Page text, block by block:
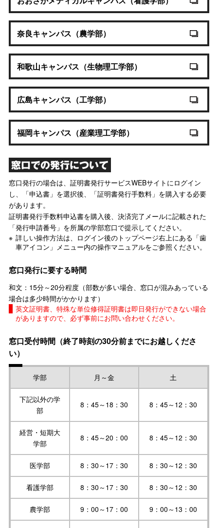
奈良キャンパス（農学部）
和歌山キャンパス（生物理工学部）
広島キャンパス（工学部）
福岡キャンパス（産業理工学部）
窓口での発行について
窓口発行の場合は、証明書発行サービスWEBサイトにログイン
し、「申込書」を選択後、「証明書発行手数料」を購入する必要
があります。
証明書発行手数料申込書を購入後、決済完了メールに記載された
「発行申請番号」を所属の学部窓口で提示してください。
詳しい操作方法は、ログイン後のトップページ右上にある「歯
車アイコン」メニュー内の操作マニュアルをご参照ください。
窓口発行に要する時間
和文：15分～20分程度（部数が多い場合、窓口が混みあっている
場合は多少時間がかかります）
英文証明書、特殊な単位修得証明書は即日発行ができない場合
がありますので、必ず事前にお問い合わせください。
窓口受付時間（終了時刻の30分前までにお越しくださ
い）
学部 月～金 土
下記以外の学
部
8：45～18：30 8：45～12：30
経営・短期大
学部
8：45～20：00 8：45～12：30
医学部 8：30～17：30 8：30～12：30
看護学部 8：30～17：30 8：30～12：30
農学部 9：00～17：00 9：00～13：00